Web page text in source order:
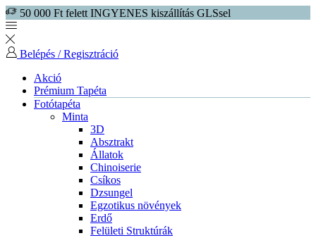
50 000 Ft felett INGYENES kiszállítás GLSsel
Belépés / Regisztráció
Akció
Prémium Tapéta
Fotótapéta
Minta
3D
Absztrakt
Állatok
Chinoiserie
Csíkos
Dzsungel
Egzotikus növények
Erdő
Felületi Struktúrák